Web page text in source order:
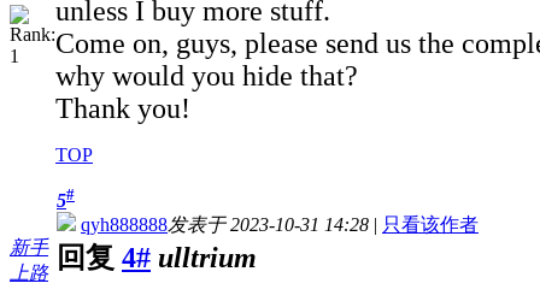
unless I buy more stuff.
Come on, guys, please send us the
why would you hide that?
Thank you!
TOP
新手
上路
5#
qyh888888发表于 2023-10-31 14:28 | 只看该作者
回复 4# ulltrium